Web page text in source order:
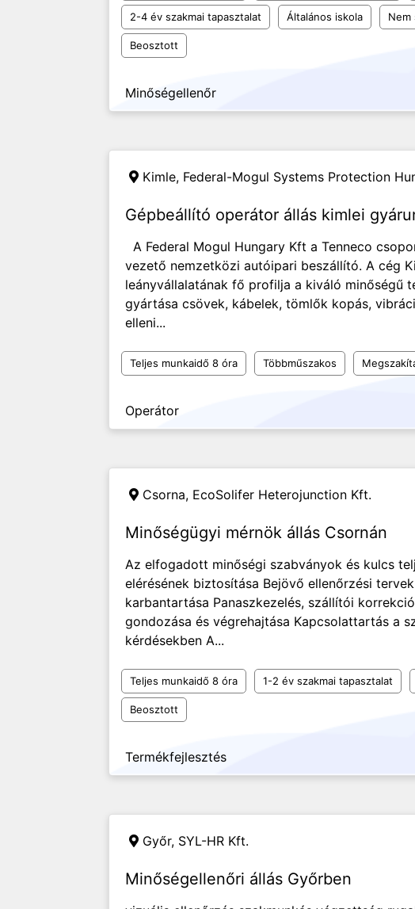
2-4 év szakmai tapasztalat Általános iskola Nem
Beosztott
Minőségellenőr
Kimle, Federal-Mogul Systems Protection
Gépbeállító operátor állás kimlei
A Federal Mogul Hungary Kft a Tenneco
vezető nemzetközi autóipari beszállító. A cég
leányvállalatának fő profilja a kiváló minőségű
gyártása csövek, kábelek, tömlők kopás,
elleni...
Teljes munkaidő 8 óra Többműszakos
Operátor
Csorna, EcoSolifer Heterojunction Kft.
Minőségügyi mérnök állás Csornán
Az elfogadott minőségi szabványok és kulcs
elérésének biztosítása Bejövő ellenőrzési
karbantartása Panaszkezelés, szállítói
gondozása és végrehajtása Kapcsolattartás a
kérdésekben A...
Teljes munkaidő 8 óra 1-2 év szakmai tapasztalat
Beosztott
Termékfejlesztés
Győr, SYL-HR Kft.
Minőségellenőri állás Győrben